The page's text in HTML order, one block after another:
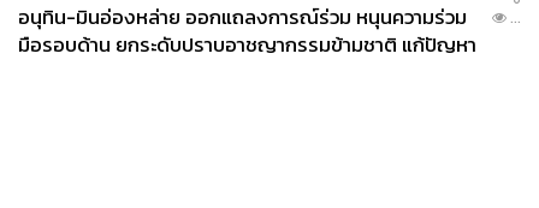
อนุทิน-มินอ่องหล่าย ออกแถลงการณ์ร่วม หนุนความร่วม
มือรอบด้าน ยกระดับปราบอาชญากรรมข้ามชาติ แก้ปัญหา
...